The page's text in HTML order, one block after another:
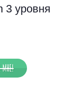
3 уровня